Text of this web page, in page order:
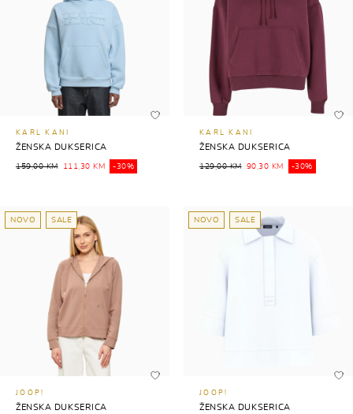
KARL KANI
ŽENSKA DUKSERICA
159,00 KM 111,30 KM -30%
KARL KANI
ŽENSKA DUKSERICA
129,00 KM 90,30 KM -30%
NOVO SALE
JOOP!
ŽENSKA DUKSERICA
NOVO SALE
JOOP!
ŽENSKA DUKSERICA